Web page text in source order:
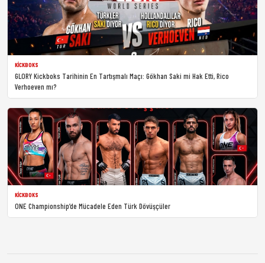
KICKBOKS
GLORY Kickboks Tarihinin En Tartışmalı Maçı: Gökhan Saki mi Hak Etti, Rico
Verhoeven mı?
KICKBOKS
ONE Championship’de Mücadele Eden Türk Dövüşçüler